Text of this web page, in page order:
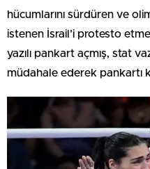
hücumlarını sürdüren ve
istenen İsrail’i protesto
yazılı pankart açmış, stat
müdahale ederek pankartı